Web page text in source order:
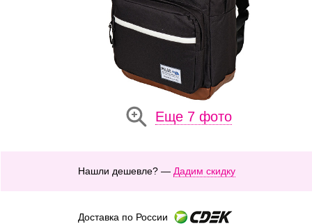
Еще 7 фото
Нашли дешевле? — Дадим скидку
Доставка по России